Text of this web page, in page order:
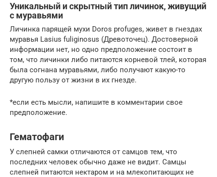
Уникальный и скрытный тип личинок, живущий
с муравьями
Личинка парящей мухи Doros profuges, живет в гнездах
муравья Lasius fuliginosus (Древоточец). Достоверной
информации нет, но одно предположение состоит в
том, что личинки либо питаются корневой тлей, которая
была согнана муравьями, либо получают какую-то
другую пользу от жизни в их гнезде.
*если есть мысли, напишите в комментарии свое
предположение.
Гематофаги
У слепней самки отличаются от самцов тем, что
последних человек обычно даже не видит. Самцы
слепней питаются нектаром и на млекопитающих не